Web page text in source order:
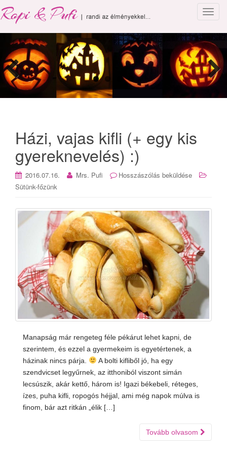
T
g
l
e
n
Házi, vajas kifli (+ egy kis
gyereknevelés) :)
2016.07.16. Mrs. Pufi
Hosszászólás beküldése
Sütünk-főzünk
Manapság már rengeteg féle pékárut lehet kapni, de
szerintem, és ezzel a gyermekeim is egyetértenek, a
házinak nincs párja.
A bolti kifliből jó, ha egy
szendvicset legyűrnek, az itthoniból viszont simán
lecsúszik, akár kettő, három is! Igazi békebeli, réteges,
ízes, puha kifli, ropogós héjjal, ami még napok múlva is
finom, bár azt ritkán „élik […]
Tovább olvasom